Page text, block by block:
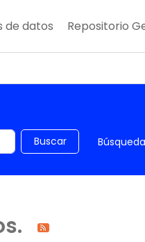
de datos Repositorio
Buscar